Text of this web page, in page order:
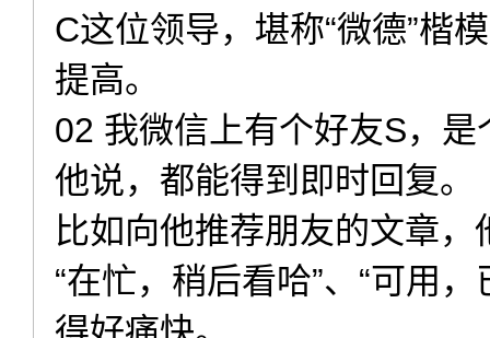
C这位领导，堪称“微德”楷
提高。
02 我微信上有个好友S，
他说，都能得到即时回复。
比如向他推荐朋友的文章，
“在忙，稍后看哈”、“可用